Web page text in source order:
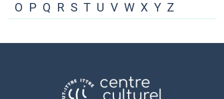
O P Q R S T U V W X Y Z